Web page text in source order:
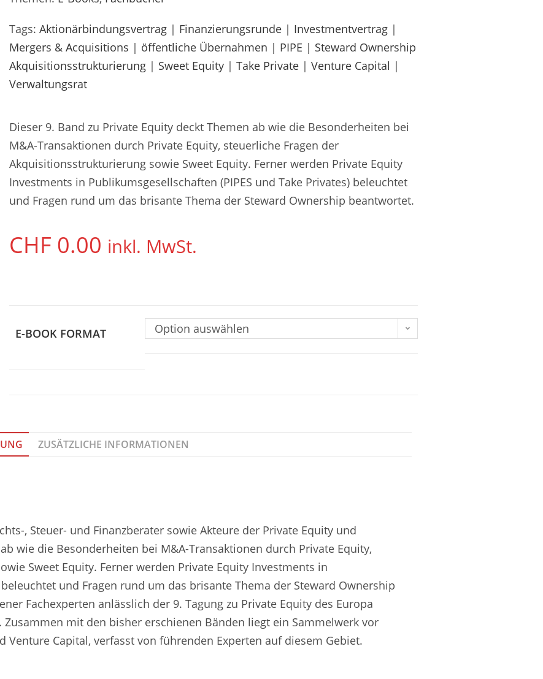
Tags: Aktionärbindungsvertrag| Finanzierungsrunde| Investmentvertrag|
Mergers & Acquisitions | öffentliche Übernahmen | PIPE | Steward Ownership
Akquisitionsstrukturierung| Sweet Equity| Take Private| Venture Capital |
Verwaltungsrat
Dieser 9. Band zu Private Equity deckt Themen ab wie die Besonderheiten bei
M&A-Transaktionen durch Private Equity, steuerliche Fragen der
Akquisitionsstrukturierung sowie Sweet Equity. Ferner werden Private Equity
Investments in Publikumsgesellschaften (PIPES und Take Privates) beleuchtet
und Fragen rund um das brisante Thema der Steward Ownership beantwortet.
CHF 0.00 inkl. MwSt.
E-BOOK FORMAT Option auswählen
ZUSÄTZLICHE INFORMATIONEN
, Steuer- und Finanzberater sowie Akteure der Private Equity und
wie die Besonderheiten bei M&A-Transaktionen durch Private Equity,
Sweet Equity. Ferner werden Private Equity Investments in
und Fragen rund um das brisante Thema der Steward Ownership
Fachexperten anlässlich der 9. Tagung zu Private Equity des Europa
mit den bisher erschienen Bänden liegt ein Sammelwerk vor
Capital, verfasst von führenden Experten auf diesem Gebiet.